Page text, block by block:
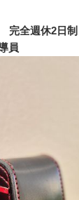
全週休2日制
員